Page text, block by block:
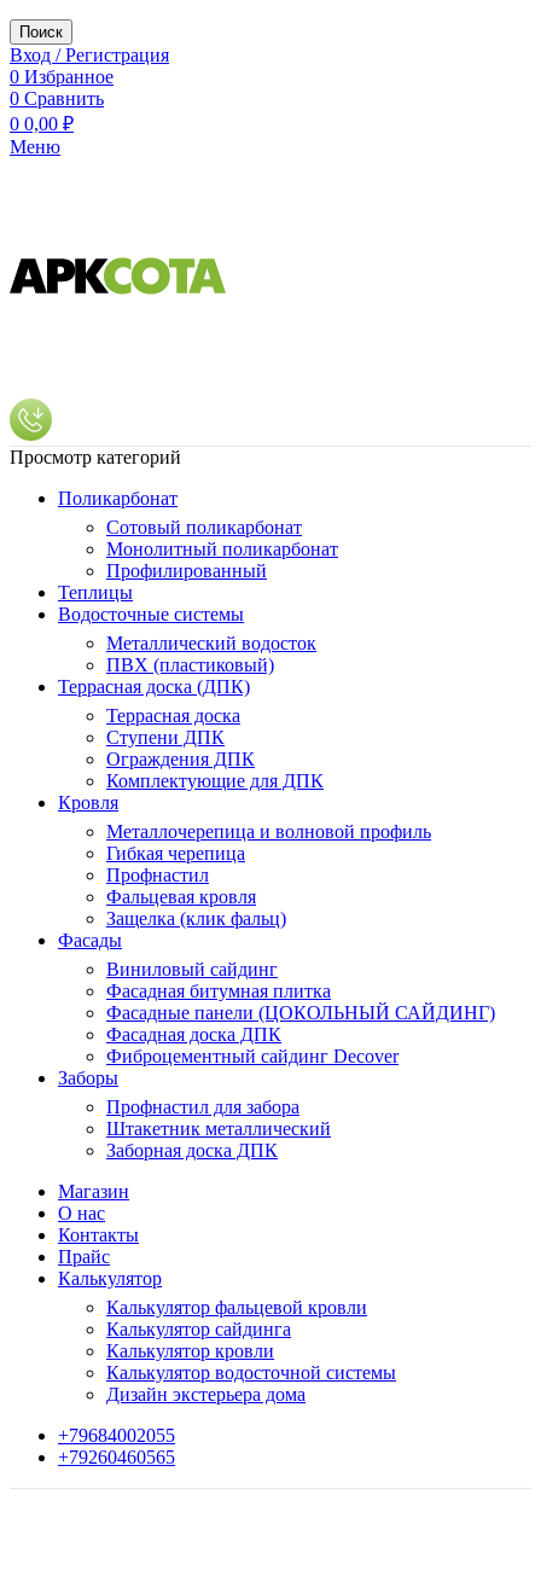
Поиск
Вход / Регистрация
0 Избранное
0 Сравнить
0 0,00 ₽
Меню
Просмотр категорий
Поликарбонат
Сотовый поликарбонат
Монолитный поликарбонат
Профилированный
Теплицы
Водосточные системы
Металлический водосток
ПВХ (пластиковый)
Террасная доска (ДПК)
Террасная доска
Ступени ДПК
Ограждения ДПК
Комплектующие для ДПК
Кровля
Металлочерепица и волновой профиль
Гибкая черепица
Профнастил
Фальцевая кровля
Защелка (клик фальц)
Фасады
Виниловый сайдинг
Фасадная битумная плитка
Фасадные панели (ЦОКОЛЬНЫЙ САЙДИНГ)
Фасадная доска ДПК
Фиброцементный сайдинг Decover
Заборы
Профнастил для забора
Штакетник металлический
Заборная доска ДПК
Магазин
О нас
Контакты
Прайс
Калькулятор
Калькулятор фальцевой кровли
Калькулятор сайдинга
Калькулятор кровли
Калькулятор водосточной системы
Дизайн экстерьера дома
+79684002055
+79260460565